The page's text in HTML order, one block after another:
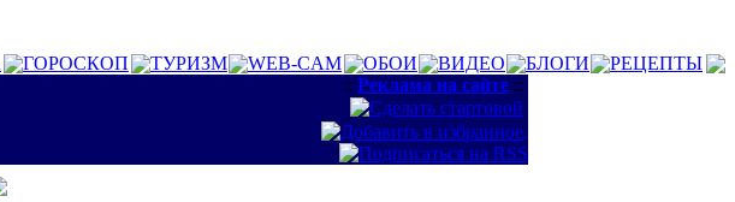
ГОРОСКОП ТУРИЗМ WEB-CAM ОБОИ ВИДЕО БЛОГИ
РЕЦЕПТЫ
:: Реклама на сайте ::